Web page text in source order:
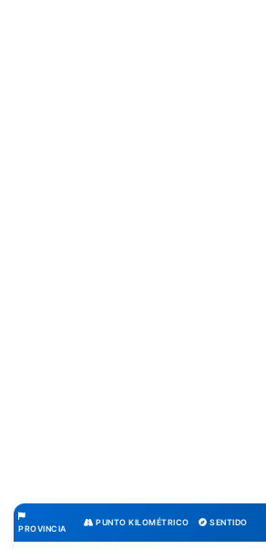
PROVINCIA
PUNTO KILOMÉTRICO SENTIDO